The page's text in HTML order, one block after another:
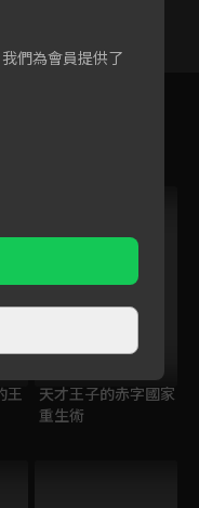
王
天才王子的赤字國家
重生術
們為會員提供了